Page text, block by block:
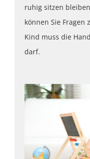
ruhig sitzen
können Sie Fragen
Kind muss die
darf.